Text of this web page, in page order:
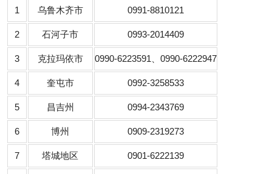
1 乌鲁木齐市 0991-8810121
2 石河子市 0993-2014409
3 克拉玛依市 0990-6223591、0990-6222947
4 奎屯市 0992-3258533
5 昌吉州 0994-2343769
6 博州 0909-2319273
7 塔城地区 0901-6222139